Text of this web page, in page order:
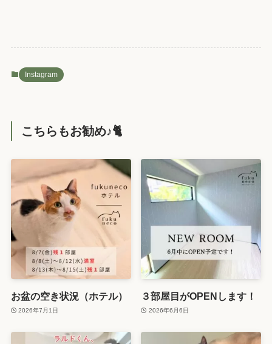
Instagram
こちらもお勧め♪🐈️
お盆の空き状況（ホテル）
2026年7月1日
３部屋目がOPENします！
2026年6月6日